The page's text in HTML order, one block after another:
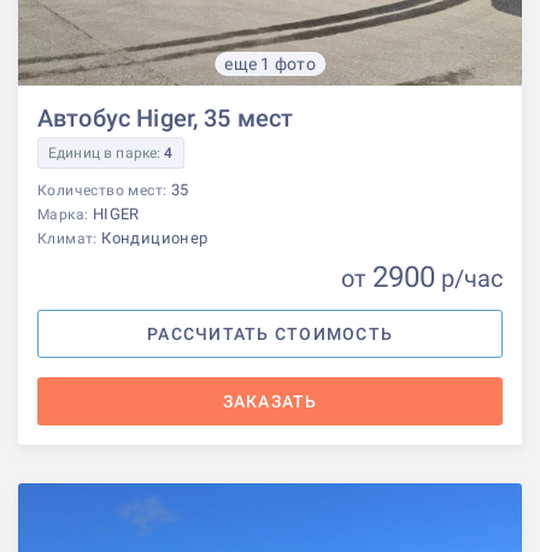
еще 1 фото
Автобус Higer, 35 мест
Единиц в парке:4
Количество мест: 35
Марка: HIGER
Климат: Кондиционер
от 2900 р/час
РАССЧИТАТЬ СТОИМОСТЬ
ЗАКАЗАТЬ